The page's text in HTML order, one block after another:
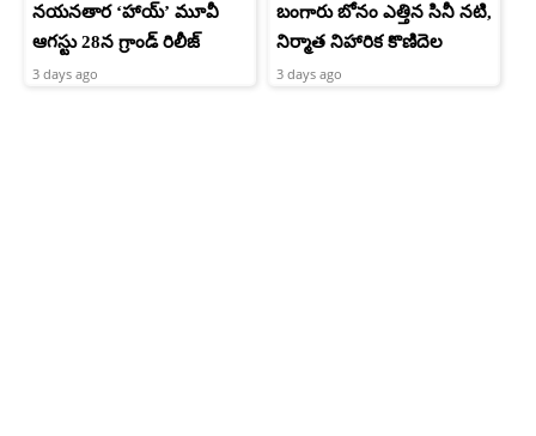
నయనతార ‘హాయ్’ మూవీ
ఆగస్టు 28న గ్రాండ్ రిలీజ్
3 days ago
బంగారు బోనం ఎత్తిన సినీ నటి,
నిర్మాత నిహారిక కొణిదెల
3 days ago